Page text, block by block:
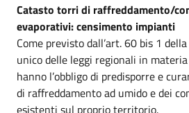
Catasto torri di raffreddamento/
evaporativi: censimento impianti
Come previsto dall’art. 60 bis 1
unico delle leggi regionali in
hanno l’obbligo di predisporre e
di raffreddamento ad umido e dei
esistenti sul proprio territorio.